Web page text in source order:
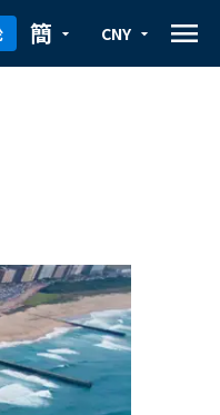
arrow_drop_down
簡 arrow_drop_down
CNY menu